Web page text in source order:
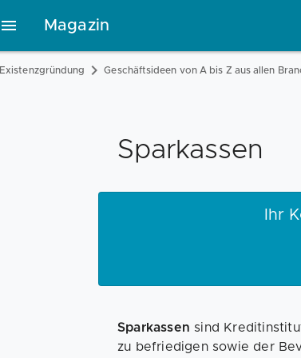
Magazin
Existenzgründung Geschäftsideen von A bis Z aus allen
Sparkassen
Ihr
Sparkassen sind
zu befriedigen sowie der